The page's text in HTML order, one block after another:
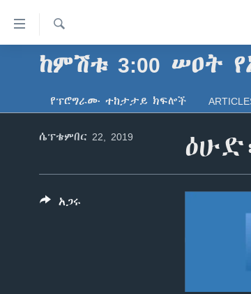
የመሥሪያ
ማገናኛዎች
አፍሪካ
ዓለምአቀፍ
ጋቢና ቪኦኤ
ከምሽቱ ሦስት ሰዓት የአማርኛ ዜና
ፈልግ
ከምሽቱ 3:00 ሠዐት
የፕሮግራሙ ተከታታይ ክፍሎች
ሴፕቴምበር 22, 2019
አጋሩ